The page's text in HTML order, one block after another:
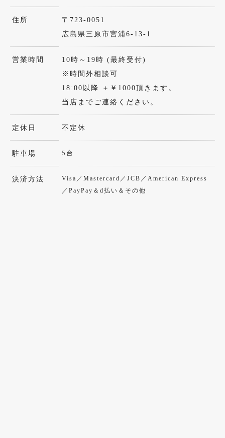
住所
〒723-0051
広島県三原市宮浦6-13-1
営業時間
10時～19時 (最終受付)
※時間外相談可
18:00以降 ＋￥1000頂きます。
当店までご連絡ください。
定休日 不定休
駐車場 5台
決済方法
Visa／Mastercard／JCB／American Express
／PayPay＆d払い＆その他